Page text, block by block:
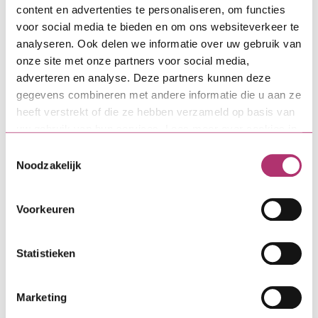
content en advertenties te personaliseren, om functies
voor social media te bieden en om ons websiteverkeer te
analyseren. Ook delen we informatie over uw gebruik van
onze site met onze partners voor social media,
adverteren en analyse. Deze partners kunnen deze
gegevens combineren met andere informatie die u aan ze
heeft verstrekt of die ze hebben verzameld op basis van
Noodzakelijk
Voorkeuren
Statistieken
Marketing
Fonds Duurzaam Funderingsherstel
ernstige funderingsproblemen kunnen
buiten de huidige deelnemende
financieringsregeling vanaf vandaag
…